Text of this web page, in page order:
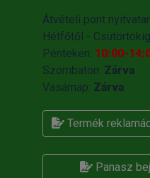
Átvételi pont
Hétfőtől -
Pénteken: 10:00-
Szombaton: Zárva
Vasárnap: Zárva
Termék
Panasz